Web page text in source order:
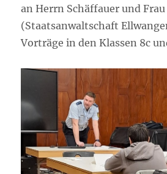
an Herrn Schäffauer und
(Staatsanwaltschaft
Vorträge in den Klassen 8c